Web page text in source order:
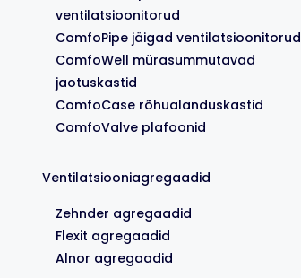
ventilatsioonitorud
ComfoPipe jäigad ventilatsioonitorud
ComfoWell mürasummutavad
jaotuskastid
ComfoCase rõhualanduskastid
ComfoValve plafoonid
Ventilatsiooniagregaadid
Zehnder agregaadid
Flexit agregaadid
Alnor agregaadid